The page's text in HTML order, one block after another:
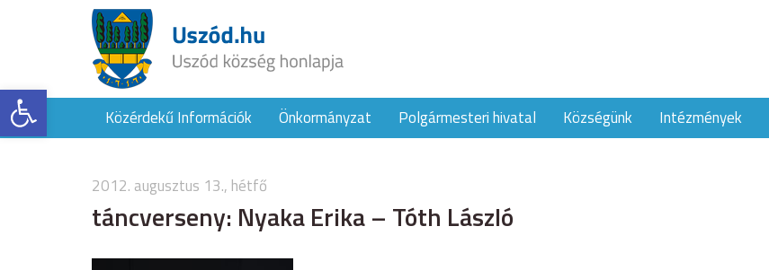
Eszköztár megnyitásaKözérdekű Információk Önkormányzat Polgármesteri hivatal Községünk Intézmények
2012. augusztus 13., hétfő
táncverseny: Nyaka Erika – Tóth László